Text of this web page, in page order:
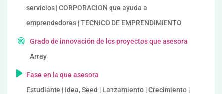
servicios | CORPORACION que ayuda a
emprendedores | TECNICO DE EMPRENDIMIENTO
Grado de innovación de los proyectos que asesora
Array
Fase en la que asesora
Estudiante | Idea, Seed | Lanzamiento | Crecimiento |